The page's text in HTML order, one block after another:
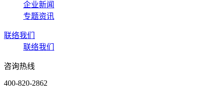
企业新闻
专题资讯
联络我们
联络我们
咨询热线
400-820-2862